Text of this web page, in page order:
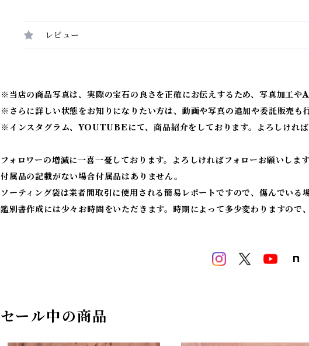
レビュー
※当店の商品写真は、実際の宝石の良さを正確にお伝えするため、写真加工や
※ さらに詳しい状態をお知りになりたい方は、動画や写真の追加や委託販売も
※ インスタグラム、YOUTUBEにて、商品紹介をしております。よろしければ
フォロワーの増減に一喜一憂しております。よろしければフォローお願いしま
付属品の記載がない場合付属品はありません。
ソーティング袋は業者間取引に使用される簡易レポートですので、傷んでいる
鑑別書作成には少々お時間をいただきます。時期によって多少変わりますので
セール中の商品